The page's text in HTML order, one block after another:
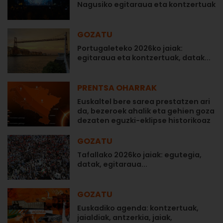
Nagusiko egitaraua eta kontzertuak
GOZATU
Portugaleteko 2026ko jaiak:
egitaraua eta kontzertuak, datak...
PRENTSA OHARRAK
Euskaltel bere sarea prestatzen ari
da, bezeroek ahalik eta gehien goza
dezaten eguzki-eklipse historikoaz
GOZATU
Tafallako 2026ko jaiak: egutegia,
datak, egitaraua...
GOZATU
Euskadiko agenda: kontzertuak,
jaialdiak, antzerkia, jaiak,